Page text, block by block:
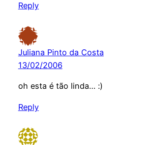
Reply
Juliana Pinto da Costa
13/02/2006
oh esta é tão linda… :)
Reply